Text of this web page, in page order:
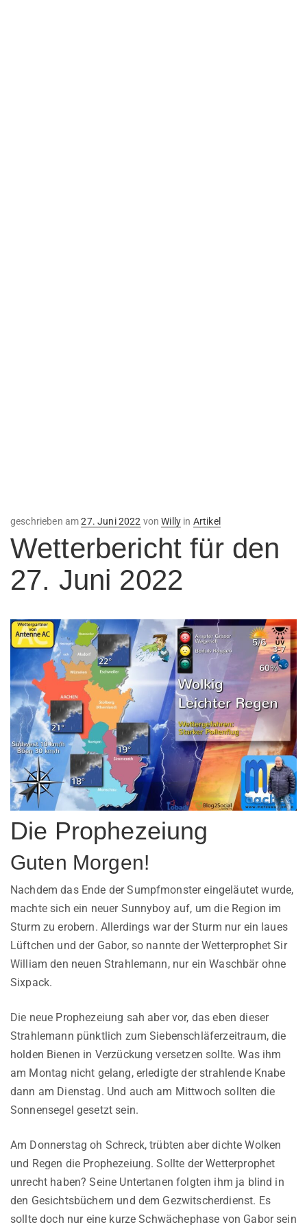
geschrieben amVeröffentlicht
27. Juni 2022 vonWilly in Artikel
Wetterbericht für den
27. Juni 2022
Die Prophezeiung
Guten Morgen!
Nachdem das Ende der Sumpfmonster eingeläutet wurde,
machte sich ein neuer Sunnyboy auf, um die Region im
Sturm zu erobern. Allerdings war der Sturm nur ein laues
Lüftchen und der Gabor, so nannte der Wetterprophet Sir
William den neuen Strahlemann, nur ein Waschbär ohne
Sixpack.
Die neue Prophezeiung sah aber vor, das eben dieser
Strahlemann pünktlich zum Siebenschläferzeitraum, die
holden Bienen in Verzückung versetzen sollte. Was ihm
am Montag nicht gelang, erledigte der strahlende Knabe
dann am Dienstag. Und auch am Mittwoch sollten die
Sonnensegel gesetzt sein.
Am Donnerstag oh Schreck, trübten aber dichte Wolken
und Regen die Prophezeiung. Sollte der Wetterprophet
unrecht haben? Seine Untertanen folgten ihm ja blind in
den Gesichtsbüchern und dem Gezwitscherdienst. Es
sollte doch nur eine kurze Schwächephase von Gabor sein